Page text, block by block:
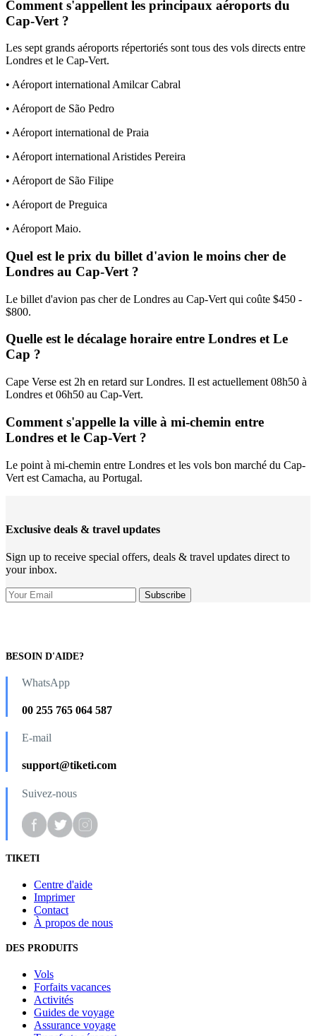
Comment s'appellent les principaux aéroports du
Cap-Vert ?
Les sept grands aéroports répertoriés sont tous des vols directs entre
Londres et le Cap-Vert.
• Aéroport international Amilcar Cabral
• Aéroport de São Pedro
• Aéroport international de Praia
• Aéroport international Aristides Pereira
• Aéroport de São Filipe
• Aéroport de Preguica
• Aéroport Maio.
Quel est le prix du billet d'avion le moins cher de
Londres au Cap-Vert ?
Le billet d'avion pas cher de Londres au Cap-Vert qui coûte $450 -
$800.
Quelle est le décalage horaire entre Londres et Le
Cap ?
Cape Verse est 2h en retard sur Londres. Il est actuellement 08h50 à
Londres et 06h50 au Cap-Vert.
Comment s'appelle la ville à mi-chemin entre
Londres et le Cap-Vert ?
Le point à mi-chemin entre Londres et les vols bon marché du Cap-
Vert est Camacha, au Portugal.
Exclusive deals & travel updates
Sign up to receive special offers, deals & travel updates direct to
your inbox.
BESOIN D'AIDE?
WhatsApp
00 255 765 064 587
E-mail
support@tiketi.com
Suivez-nous
TIKETI
Centre d'aide
Imprimer
Contact
À propos de nous
DES PRODUITS
Vols
Forfaits vacances
Activités
Guides de voyage
Assurance voyage